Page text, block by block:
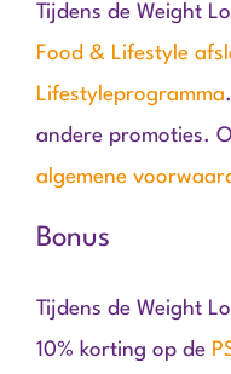
Tijdens de Weight
Food & Lifestyle
Lifestyleprogramma
andere promoties.
algemene
Bonus
Tijdens de Weight
10% korting op de